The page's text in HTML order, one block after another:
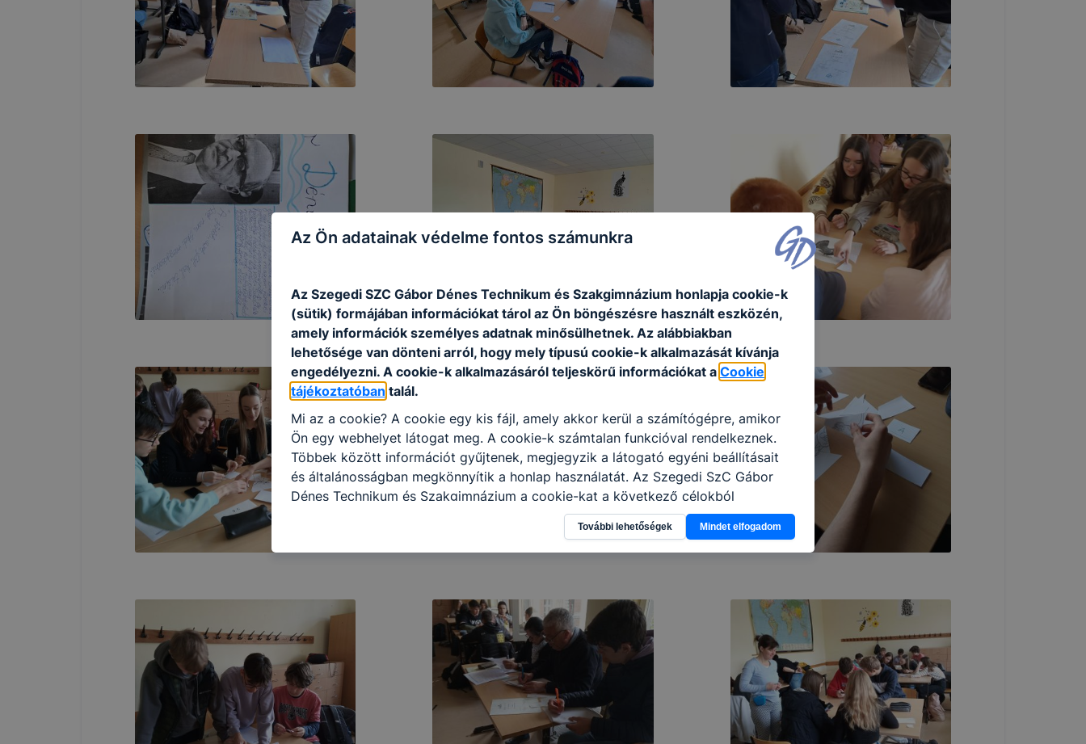
Az Ön adatainak védelme fontos számunkra
Az Szegedi SZC Gábor Dénes Technikum és Szakgimnázium honlapja cookie-k
(sütik) formájában információkat tárol az Ön böngészésre használt eszközén,
amely információk személyes adatnak minősülhetnek. Az alábbiakban
lehetősége van dönteni arról, hogy mely típusú cookie-k alkalmazását kívánja
engedélyezni. A cookie-k alkalmazásáról teljeskörű információkat a Cookie
tájékoztatóban talál.
Mi az a cookie? A cookie egy kis fájl, amely akkor kerül a számítógépre, amikor
Ön egy webhelyet látogat meg. A cookie-k számtalan funkcióval rendelkeznek.
Többek között információt gyűjtenek, megjegyzik a látogató egyéni beállításait
és általánosságban megkönnyítik a honlap használatát. Az Szegedi SzC Gábor
Dénes Technikum és Szakgimnázium a cookie-kat a következő célokból
használja: információ gyűjtése azzal kapcsolatban, hogyan használja Ön a
honlapot -annak felmérésével, hogy a honlap melyik részeit látogatja, vagy
használja leginkább, így megtudhatjuk, hogyan biztosítsunk Önnek még jobb
böngésző engedélyezi a cookie-k beállításának a változtatását. A legtöbb
böngésző alapértelmezettként automatikusan elfogadja a cookie-kat, de ezek
általában megváltoztathatók. Felhívjuk figyelmét, hogy mivel a cookie-k célja
honlapunk használhatóságának és folyamatainak megkönnyítése vagy lehetővé
tétele, a cookie-k alkalmazásának megakadályozása vagy törlése által
előfordulhat, hogy felhasználóink nem lesznek képesek honlapunk funkcióinak
teljes körű használatára, vagy a honlap a tervezettől eltérően fog működni
További lehetőségek Mindet elfogadom